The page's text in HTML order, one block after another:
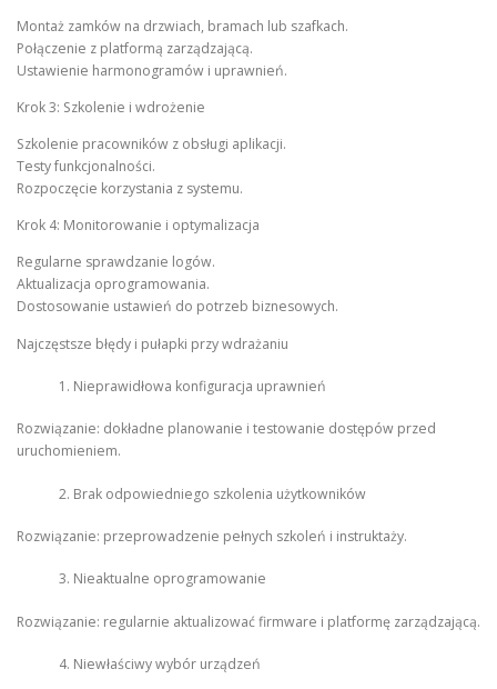
Montaż zamków na drzwiach, bramach lub szafkach.
Połączenie z platformą zarządzającą.
Ustawienie harmonogramów i uprawnień.
Krok 3: Szkolenie i wdrożenie
Szkolenie pracowników z obsługi aplikacji.
Testy funkcjonalności.
Rozpoczęcie korzystania z systemu.
Krok 4: Monitorowanie i optymalizacja
Regularne sprawdzanie logów.
Aktualizacja oprogramowania.
Dostosowanie ustawień do potrzeb biznesowych.
Najczęstsze błędy i pułapki przy wdrażaniu
Nieprawidłowa konfiguracja uprawnień
Rozwiązanie: dokładne planowanie i testowanie dostępów przed
uruchomieniem.
Brak odpowiedniego szkolenia użytkowników
Rozwiązanie: przeprowadzenie pełnych szkoleń i instruktaży.
Nieaktualne oprogramowanie
Rozwiązanie: regularnie aktualizować firmware i platformę zarządzającą.
Niewłaściwy wybór urządzeń